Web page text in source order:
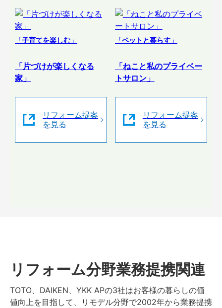
「子育てを楽しむ」
「片づけが楽しくなる
家」
リフォーム提案
を見る
「ペットと暮らす」
「ねこと私のプライベー
トサロン」
リフォーム提案
を見る
リフォーム分野業務提携関連
TOTO、DAIKEN、YKK APの3社はお客様の暮らしの価
値向上を目指して、リモデル分野で2002年から業務提携